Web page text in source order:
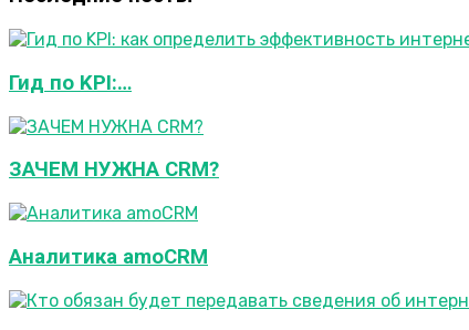
Гид по KPI:…
ЗАЧЕМ НУЖНА CRM?
Аналитика amoCRM